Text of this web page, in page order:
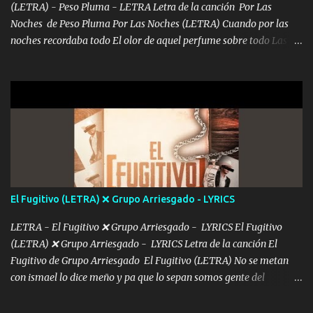
(LETRA) - Peso Pluma - LETRA Letra de la canción Por Las
Noches de Peso Pluma Por Las Noches (LETRA) Cuando por las
noches recordaba todo El olor de aquel perfume sobre todo Las
estár Pasarán... Solito me dejaras Intentar... Solo un beso y tú te vas
De mi vida... Cómo tú no hay nadie más No hay nadie
más Si te sientes sola no me llames porfa Me pongo sencible e
imagino tu sombra Clase azul es el tequila e interior la ropa Clip
cap la champagne el polvo es color rosa Me contacto un ángel eres
tú mi hermosa La que me alegra los días y sigo tomando Y
pensar... Que tú ya no vas a estar Pasarán... Solito me dejaras
Intentar... ...
El Fugitivo (LETRA) ❌ Grupo Arriesgado - LYRICS
LETRA - El Fugitivo ❌ Grupo Arriesgado - LYRICS El Fugitivo
(LETRA) ❌ Grupo Arriesgado - LYRICS Letra de la canción El
Fugitivo de Grupo Arriesgado El Fugitivo (LETRA) No se metan
con ismael lo dice meño y pa que lo sepan somos gente del